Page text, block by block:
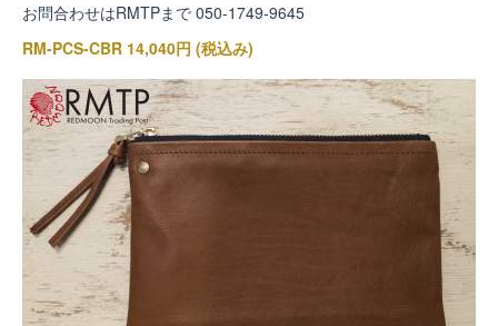
お問合わせはRMTPまで 050-1749-9645
RM-PCS-CBR 14,040円 (税込み)